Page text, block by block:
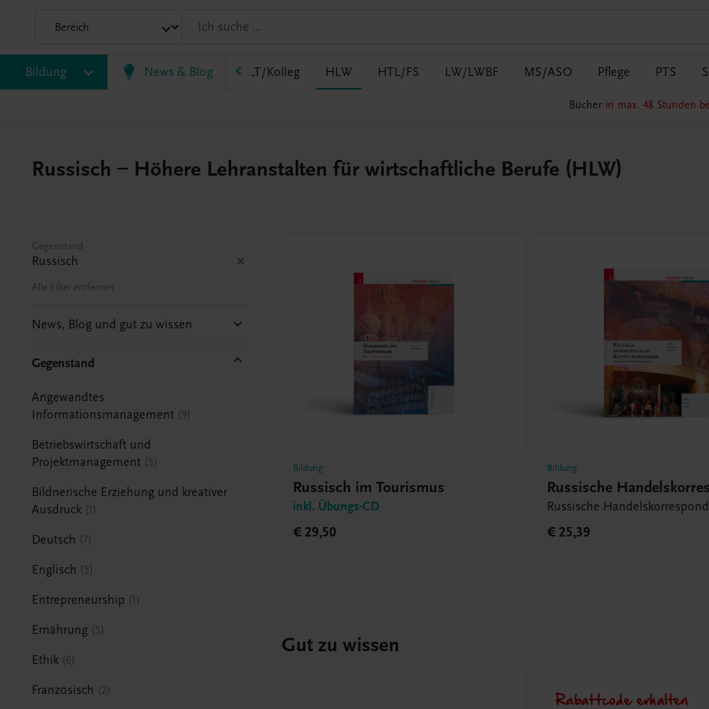
Bildung News & Blog
HF/TFS HLM/HLK HLPS/FSB HLT/Kolleg HLW HTL/FS LW/LWBF MS/ASO Pflege PTS
Bücher in max. 48 Stunden
Russisch – Höhere Lehranstalten für wirtschaftliche Berufe (HLW)
Gegenstand
Russisch
Alle Filter entfernen
News, Blog und gut zu wissen
Gegenstand
Angewandtes
Informationsmanagement 9
Betriebswirtschaft und
Projektmanagement
5
Bildnerische Erziehung und kreativer
Ausdruck 1
Deutsch 7
Englisch 5
Entrepreneurship 1
Ernährung 5
Ethik 6
Französisch 2
Bildung
Russisch im Tourismus
inkl. Übungs-CD
€ 29,50
Bildung
Russische
Russische
€ 25,39
Gut zu wissen
Rabattcode erhalten